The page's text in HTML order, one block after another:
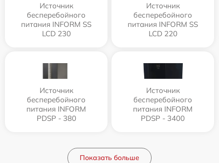
Источник
бесперебойного
питания INFORM SS
LCD 230
Источник
бесперебойного
питания INFORM SS
LCD 220
Источник
бесперебойного
питания INFORM
PDSP - 380
Источник
бесперебойного
питания INFORM
PDSP - 3400
Показать больше